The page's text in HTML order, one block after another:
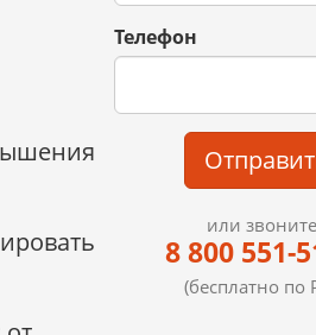
Телефон
или звоните
8 800 551-
(бесплатно по